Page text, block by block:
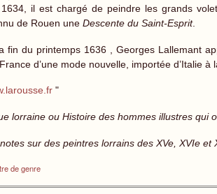
il est chargé de peindre les grands
de Rouen une Descente du Saint-Esprit.
fin du printemps 1636 , Georges Lallemant
d’une mode nouvelle, importée d’Italie
"
lorraine ou Histoire des hommes illustres qui
sur des peintres lorrains des XVe, XVIe et
de genre